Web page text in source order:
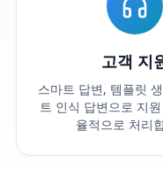
고객 지
스마트 답변, 템플릿
트 인식 답변으로 지
율적으로 처리